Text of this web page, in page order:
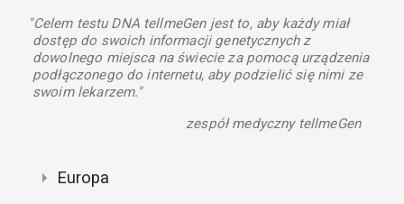
"Celem testu DNA tellmeGen jest to, aby każdy miał
dostęp do swoich informacji genetycznych z
dowolnego miejsca na świecie za pomocą urządzenia
podłączonego do internetu, aby podzielić się nimi ze
swoim lekarzem."
zespół medyczny tellmeGen
Europa